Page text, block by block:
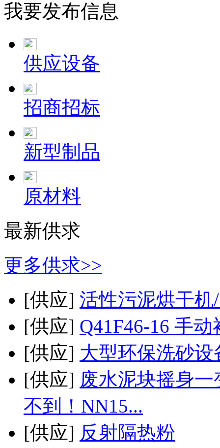
我要发布信息
供应设备
招商招标
新型制品
原材料
最新供求
更多供求>>
[供应] 活性污泥烘干
[供应] Q41F46-16 手
[供应] 大型环保洗砂设
[供应] 废水泥块摇身
不到！NN15...
[供应] 反射隔热粉